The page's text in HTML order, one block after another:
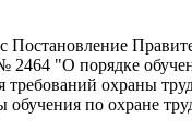
Постановление
2464 "О порядке
требований охраны
по охране